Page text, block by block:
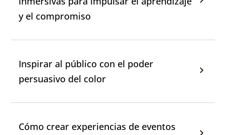
y el compromiso
Inspirar al público con el poder
persuasivo del color
Cómo crear experiencias de eventos